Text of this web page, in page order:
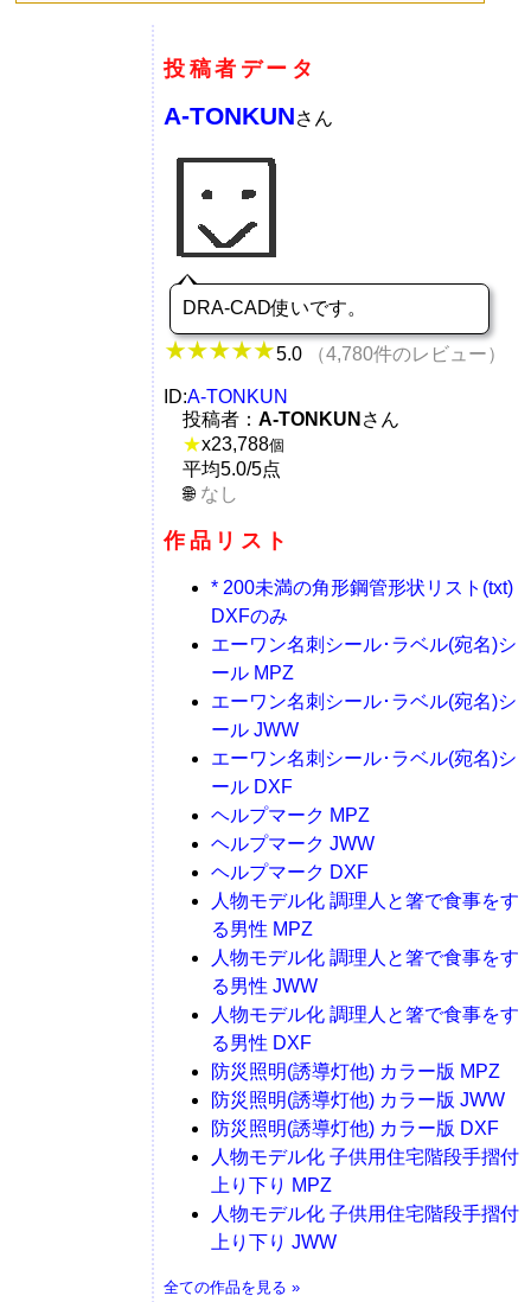
投稿者データ
A-TONKUNさん
DRA-CAD使いです。
5.0 （4,780件のレビュー）
ID:A-TONKUN
投稿者： A-TONKUN さん
★x23,788個
平均5.0/5点
なし
作品リスト
* 200未満の角形鋼管形状リスト(txt)
DXFのみ
エーワン名刺シール･ラベル(宛名)シ
ール MPZ
エーワン名刺シール･ラベル(宛名)シ
ール JWW
エーワン名刺シール･ラベル(宛名)シ
ール DXF
ヘルプマーク MPZ
ヘルプマーク JWW
ヘルプマーク DXF
人物モデル化 調理人と箸で食事をす
る男性 MPZ
人物モデル化 調理人と箸で食事をす
る男性 JWW
人物モデル化 調理人と箸で食事をす
る男性 DXF
防災照明(誘導灯他) カラー版 MPZ
防災照明(誘導灯他) カラー版 JWW
防災照明(誘導灯他) カラー版 DXF
人物モデル化 子供用住宅階段手摺付
上り下り MPZ
人物モデル化 子供用住宅階段手摺付
上り下り JWW
全ての作品を見る »